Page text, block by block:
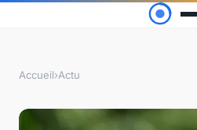
Accueil›Actu